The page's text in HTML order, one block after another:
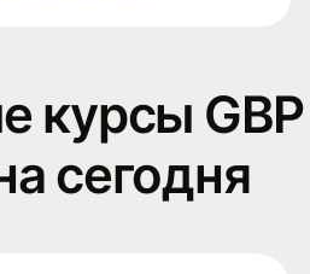
курсы GBP
сегодня